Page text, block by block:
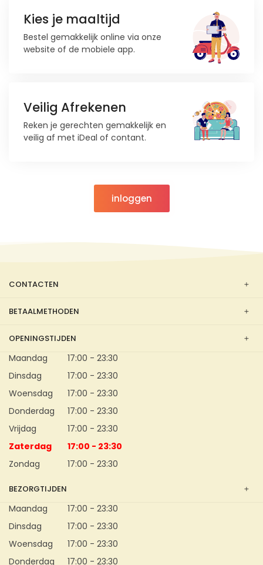
Kies je maaltijd
Bestel gemakkelijk online via onze
website of de mobiele app.
Veilig Afrekenen
Reken je gerechten gemakkelijk en
veilig af met iDeal of contant.
inloggen
CONTACTEN
BETAALMETHODEN
OPENINGSTIJDEN
Maandag
17:00 - 23:30
Dinsdag
17:00 - 23:30
Woensdag
17:00 - 23:30
Donderdag
17:00 - 23:30
Vrijdag
17:00 - 23:30
Zaterdag
17:00 - 23:30
Zondag
17:00 - 23:30
BEZORGTIJDEN
Maandag
17:00 - 23:30
Dinsdag
17:00 - 23:30
Woensdag
17:00 - 23:30
Donderdag
17:00 - 23:30